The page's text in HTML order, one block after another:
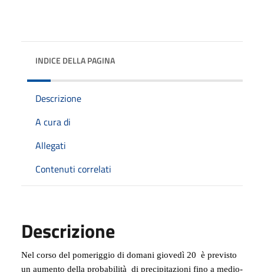
INDICE DELLA PAGINA
Descrizione
A cura di
Allegati
Contenuti correlati
Descrizione
Nel corso del pomeriggio di domani giovedì 20 è previsto
un aumento della probabilità di precipitazioni fino a medio-